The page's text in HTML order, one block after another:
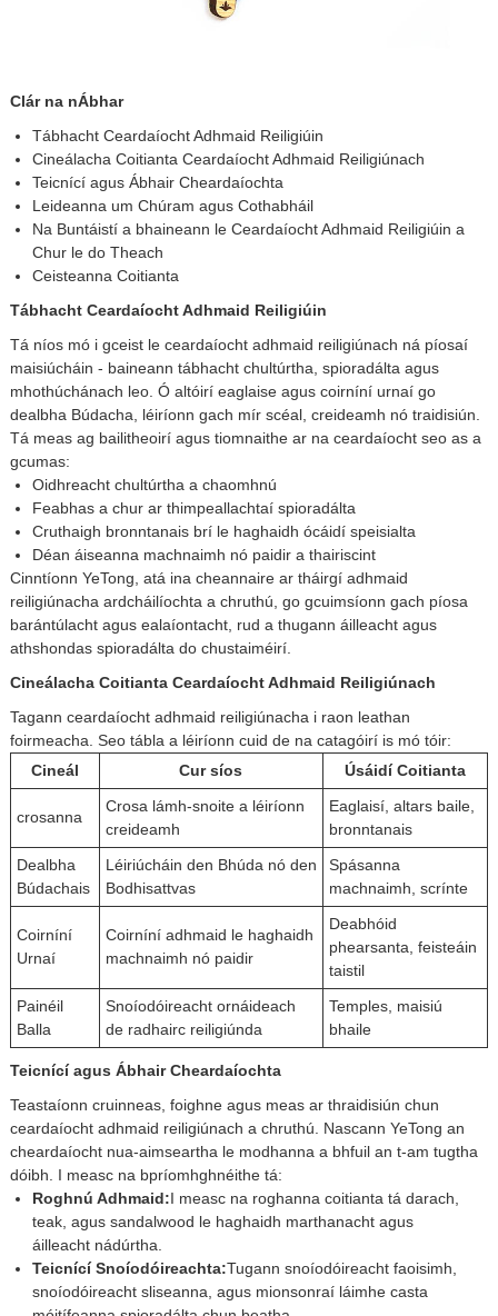
Clár na nÁbhar
Tábhacht Ceardaíocht Adhmaid Reiligiúin
Cineálacha Coitianta Ceardaíocht Adhmaid Reiligiúnach
Teicnící agus Ábhair Cheardaíochta
Leideanna um Chúram agus Cothabháil
Na Buntáistí a bhaineann le Ceardaíocht Adhmaid Reiligiúin a
Chur le do Theach
Ceisteanna Coitianta
Tábhacht Ceardaíocht Adhmaid Reiligiúin
Tá níos mó i gceist le ceardaíocht adhmaid reiligiúnach ná píosaí
maisiúcháin - baineann tábhacht chultúrtha, spioradálta agus
mhothúchánach leo. Ó altóirí eaglaise agus coirníní urnaí go
dealbha Búdacha, léiríonn gach mír scéal, creideamh nó traidisiún.
Tá meas ag bailitheoirí agus tiomnaithe ar na ceardaíocht seo as a
gcumas:
Oidhreacht chultúrtha a chaomhnú
Feabhas a chur ar thimpeallachtaí spioradálta
Cruthaigh bronntanais brí le haghaidh ócáidí speisialta
Déan áiseanna machnaimh nó paidir a thairiscint
Cinntíonn YeTong, atá ina cheannaire ar tháirgí adhmaid
reiligiúnacha ardcháilíochta a chruthú, go gcuimsíonn gach píosa
barántúlacht agus ealaíontacht, rud a thugann áilleacht agus
athshondas spioradálta do chustaiméirí.
Cineálacha Coitianta Ceardaíocht Adhmaid Reiligiúnach
Tagann ceardaíocht adhmaid reiligiúnacha i raon leathan
foirmeacha. Seo tábla a léiríonn cuid de na catagóirí is mó tóir:
Cineál
Cur síos Úsáidí Coitianta
crosanna
Crosa lámh-snoite a léiríonn
creideamh
Eaglaisí, altars baile,
bronntanais
Dealbha
Búdachais
Léiriúcháin den Bhúda nó den
Bodhisattvas
Spásanna
machnaimh, scrínte
Coirníní
Urnaí
Coirníní adhmaid le haghaidh
machnaimh nó paidir
Deabhóid
phearsanta, feisteáin
taistil
Painéil
Balla
Snoíodóireacht ornáideach
de radhairc reiligiúnda
Temples, maisiú
bhaile
Teicnící agus Ábhair Cheardaíochta
Teastaíonn cruinneas, foighne agus meas ar thraidisiún chun
ceardaíocht adhmaid reiligiúnach a chruthú. Nascann YeTong an
cheardaíocht nua-aimseartha le modhanna a bhfuil an t-am tugtha
dóibh. I measc na bpríomhghnéithe tá:
Roghnú Adhmaid:I measc na roghanna coitianta tá darach,
teak, agus sandalwood le haghaidh marthanacht agus
áilleacht nádúrtha.
Teicnící Snoíodóireachta:Tugann snoíodóireacht faoisimh,
snoíodóireacht sliseanna, agus mionsonraí láimhe casta